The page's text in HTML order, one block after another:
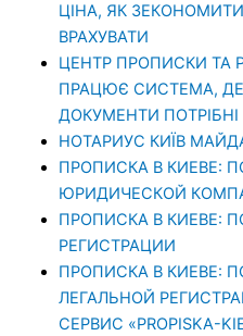
ЦІНА, ЯК ЗЕКОНОМИТИ
ВРАХУВАТИ
ЦЕНТР ПРОПИСКИ ТА
ПРАЦЮЄ СИСТЕМА,
ДОКУМЕНТИ
НОТАРИУС КИЇВ
ПРОПИСКА В КИЕВЕ:
ЮРИДИЧЕСКОЙ
ПРОПИСКА В КИЕВЕ:
РЕГИСТРАЦИИ
ПРОПИСКА В КИЕВЕ:
ЛЕГАЛЬНОЙ
СЕРВИС «PROPISKA-